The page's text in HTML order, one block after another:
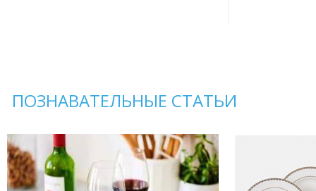
ПОЗНАВАТЕЛЬНЫЕ СТАТЬИ